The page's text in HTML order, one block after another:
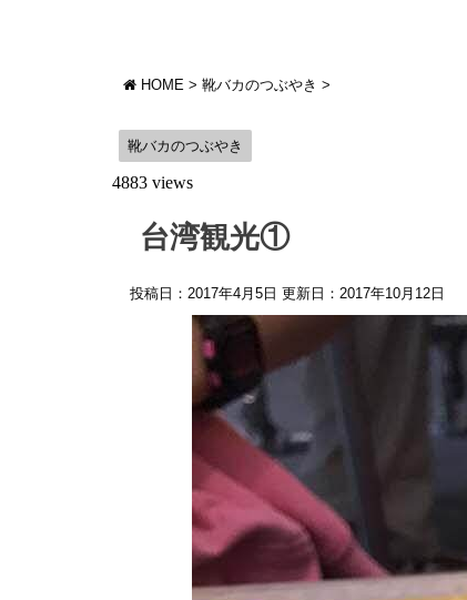
HOME > 靴バカのつぶやき >
靴バカのつぶやき
4883 views
台湾観光①
投稿日：2017年4月5日 更新日： 2017年10月12日